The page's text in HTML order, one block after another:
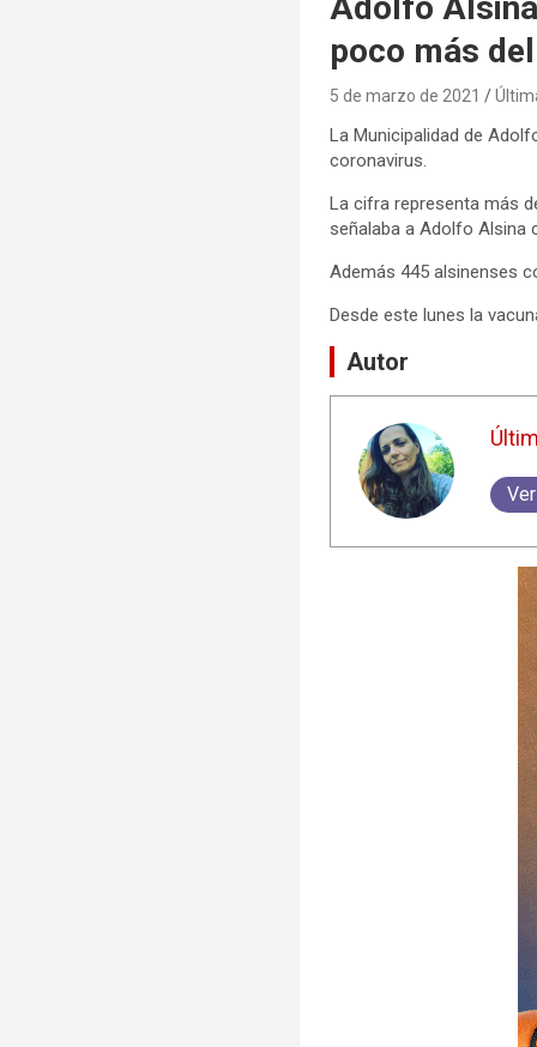
poco más
5 de marzo de 2021
La Municipalidad de
coronavirus.
La cifra representa más
señalaba a Adolfo Alsina
Además 445 alsinenses
Desde este lunes la
Autor